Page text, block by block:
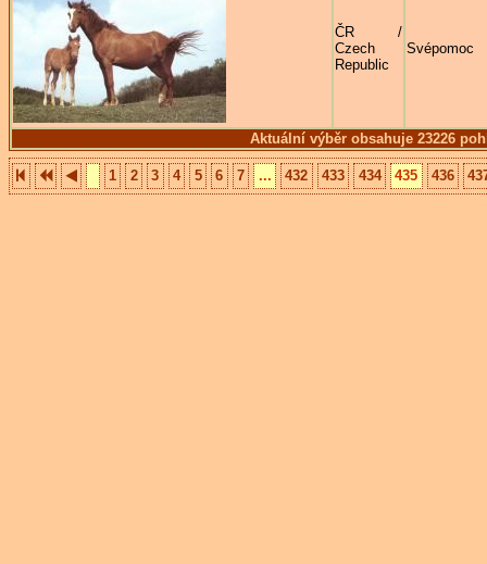
Aktuální výběr obsahuje 23226
ČR /
Czech
Republic
Svépomoc
1 2 3 4 5 6 7 ... 432 433 434 435 436